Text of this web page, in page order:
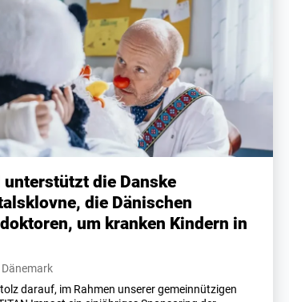
unterstützt die Danske
die Dänischen
um kranken Kindern in
darauf, im Rahmen unserer gemeinnützigen